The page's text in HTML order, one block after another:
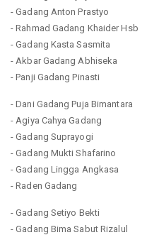
- Gadang Anton Prastyo
- Rahmad Gadang Khaider Hsb
- Gadang Kasta Sasmita
- Akbar Gadang Abhiseka
- Panji Gadang Pinasti
- Dani Gadang Puja Bimantara
- Agiya Cahya Gadang
- Gadang Suprayogi
- Gadang Mukti Shafarino
- Gadang Lingga Angkasa
- Raden Gadang
- Gadang Setiyo Bekti
- Gadang Bima Sabut Rizalul